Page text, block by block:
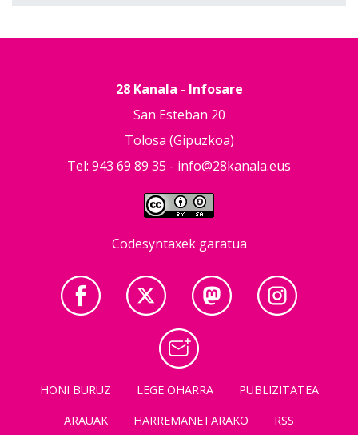
28 Kanala - Infosare
San Esteban 20
Tolosa (Gipuzkoa)
Tel: 943 69 89 35 - info@28kanala.eus
Codesyntaxek garatua
HONI BURUZ LEGE OHARRA
PUBLIZITATEA
ARAUAK
HARREMANETARAKO RSS